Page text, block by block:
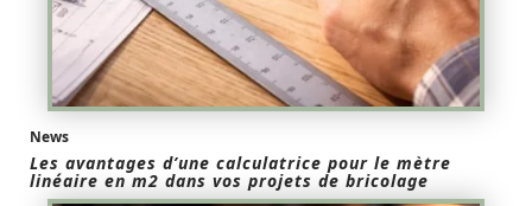
News
Les avantages d’une calculatrice pour le mètre
linéaire en m2 dans vos projets de bricolage